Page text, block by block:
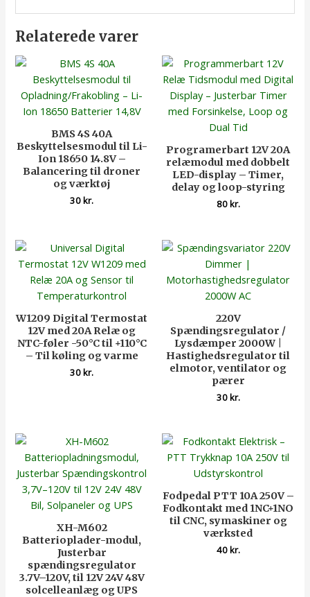
Relaterede varer
BMS 4S 40A
Beskyttelsesmodul til Li-
Ion 18650 14.8V –
Balancering til droner
og værktøj
30kr.
Programerbart 12V 20A
relæmodul med dobbelt
LED-display – Timer,
delay og loop-styring
80kr.
W1209 Digital Termostat
12V med 20A Relæ og
NTC-føler -50°C til +110°C
– Til køling og varme
30kr.
220V
Spændingsregulator /
Lysdæmper 2000W |
Hastighedsregulator til
elmotor, ventilator og
pærer
30kr.
XH-M602
Batterioplader-modul,
Justerbar
spændingsregulator
3.7V–120V, til 12V 24V 48V
solcelleanlæg og UPS
Fodpedal PTT 10A 250V –
Fodkontakt med 1NC+1NO
til CNC, symaskiner og
værksted
40kr.